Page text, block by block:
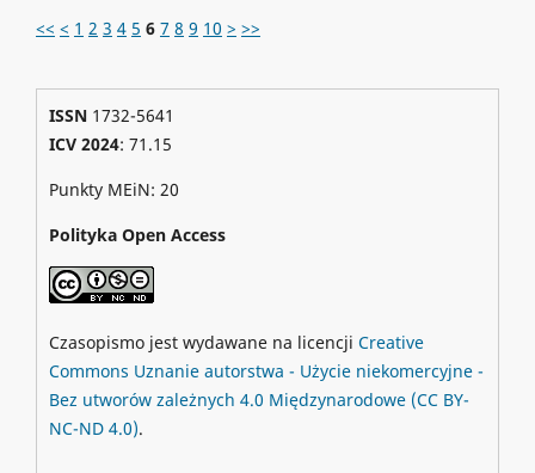
<< < 1 2 3 4 5 6 7 8 9 10 > >>
ISSN1732-5641
ICV 2024: 71.15
Punkty MEiN: 20
Polityka Open Access
Czasopismo jest wydawane na licencji Creative
Commons Uznanie autorstwa - Użycie niekomercyjne -
Bez utworów zależnych 4.0 Międzynarodowe (CC BY-
NC-ND 4.0).